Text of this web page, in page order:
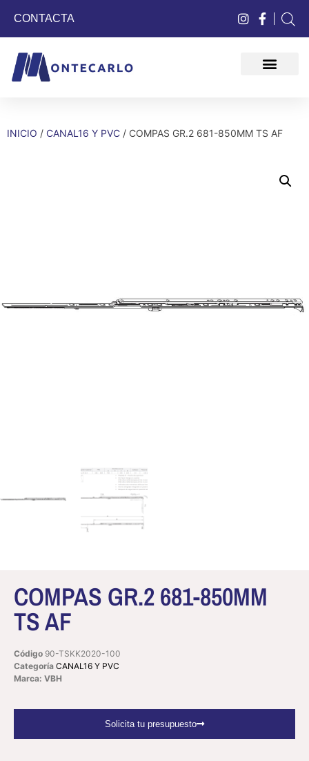
CONTACTA
INICIO / CANAL16 Y PVC / COMPAS GR.2 681-850MM TS AF
COMPAS GR.2 681-850MM
TS AF
Código 90-TSKK2020-100
Categoría CANAL16 Y PVC
Marca: VBH
Solicita tu presupuesto